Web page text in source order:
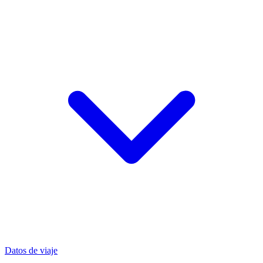
Datos de viaje